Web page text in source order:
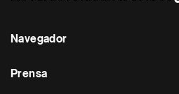
Navegador
Prensa